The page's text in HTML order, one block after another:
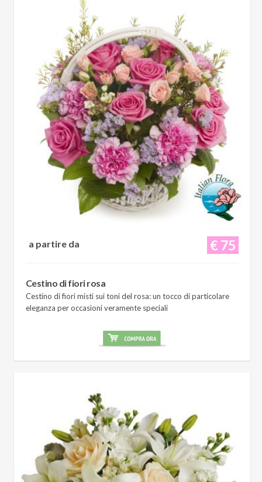
€ 75
a partire da
Cestino di fiori rosa
Cestino di fiori misti sui toni del rosa: un tocco di particolare
eleganza per occasioni veramente speciali